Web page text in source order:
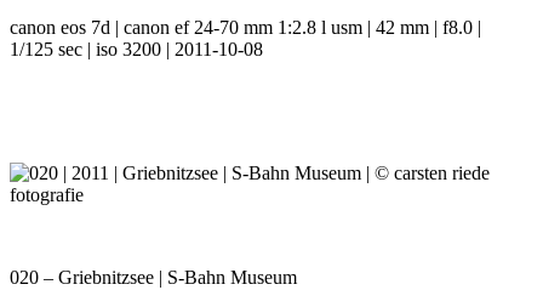
canon eos 7d | canon ef 24-70 mm 1:2.8 l usm | 42 mm | f8.0 |
1/125 sec | iso 3200 | 2011-10-08
020 – Griebnitzsee | S-Bahn Museum